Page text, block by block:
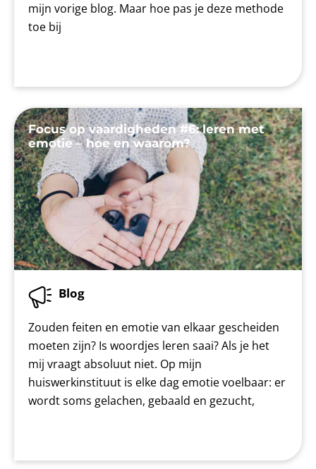
mijn vorige blog. Maar hoe pas je deze methode
toe bij
Focus op vaardigheden #6: leren met
emotie – hoe en waarom?
Blog
Zouden feiten en emotie van elkaar gescheiden
moeten zijn? Is woordjes leren saai? Als je het
mij vraagt absoluut niet. Op mijn
huiswerkinstituut is elke dag emotie voelbaar: er
wordt soms gelachen, gebaald en gezucht,